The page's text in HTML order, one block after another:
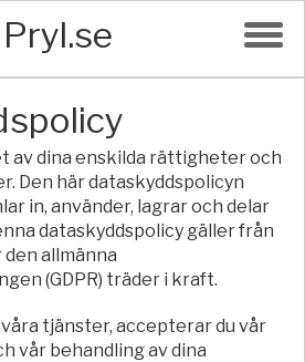
Pryl.se
av dina enskilda rättigheter och
Den här dataskyddspolicyn
in, använder, lagrar och delar
dataskyddspolicy gäller från
den allmänna
(GDPR) träder i kraft.
tjänster, accepterar du vår
vår behandling av dina